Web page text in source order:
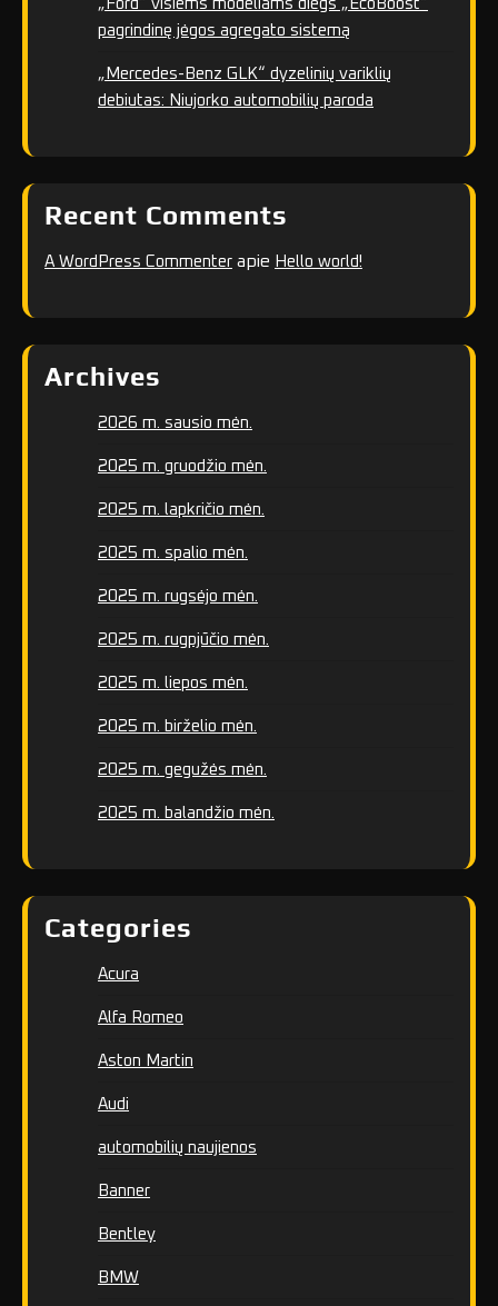
„Ford“ visiems modeliams diegs „EcoBoost“
pagrindinę jėgos agregato sistemą
„Mercedes-Benz GLK“ dyzelinių variklių
debiutas: Niujorko automobilių paroda
Recent Comments
A WordPress Commenter apie Hello world!
Archives
2026 m. sausio mėn.
2025 m. gruodžio mėn.
2025 m. lapkričio mėn.
2025 m. spalio mėn.
2025 m. rugsėjo mėn.
2025 m. rugpjūčio mėn.
2025 m. liepos mėn.
2025 m. birželio mėn.
2025 m. gegužės mėn.
2025 m. balandžio mėn.
Categories
Acura
Alfa Romeo
Aston Martin
Audi
automobilių naujienos
Banner
Bentley
BMW